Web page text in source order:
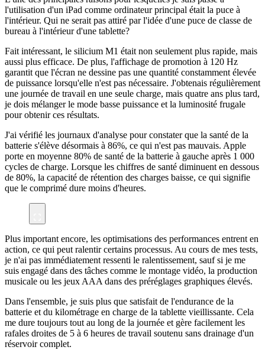
l'utilisation d'un iPad comme ordinateur principal était la puce à
l'intérieur. Qui ne serait pas attiré par l'idée d'une puce de classe de
bureau à l'intérieur d'une tablette?
Fait intéressant, le silicium M1 était non seulement plus rapide, mais
aussi plus efficace. De plus, l'affichage de promotion à 120 Hz
garantit que l'écran ne dessine pas une quantité constamment élevée
de puissance lorsqu'elle n'est pas nécessaire. J'obtenais régulièrement
une journée de travail en une seule charge, mais quatre ans plus tard,
je dois mélanger le mode basse puissance et la luminosité frugale
pour obtenir ces résultats.
J'ai vérifié les journaux d'analyse pour constater que la santé de la
batterie s'élève désormais à 86%, ce qui n'est pas mauvais. Apple
porte en moyenne 80% de santé de la batterie à gauche après 1 000
cycles de charge. Lorsque les chiffres de santé diminuent en dessous
de 80%, la capacité de rétention des charges baisse, ce qui signifie
que le comprimé dure moins d'heures.
Plus important encore, les optimisations des performances entrent en
action, ce qui peut ralentir certains processus. Au cours de mes tests,
je n'ai pas immédiatement ressenti le ralentissement, sauf si je me
suis engagé dans des tâches comme le montage vidéo, la production
musicale ou les jeux AAA dans des préréglages graphiques élevés.
Dans l'ensemble, je suis plus que satisfait de l'endurance de la
batterie et du kilométrage en charge de la tablette vieillissante. Cela
me dure toujours tout au long de la journée et gère facilement les
rafales droites de 5 à 6 heures de travail soutenu sans drainage d'un
réservoir complet.